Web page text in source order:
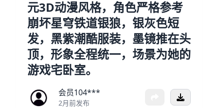
元3D动漫风格，角色严格参考
崩坏星穹铁道银狼，银灰色短
发，黑紫潮酷服装，墨镜推在头
顶，形象全程统一，场景为她的
游戏宅卧室。
会员104***
2月前发布